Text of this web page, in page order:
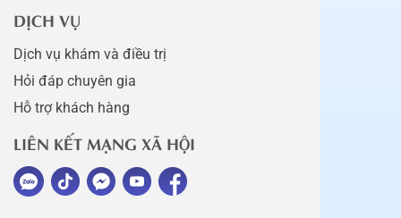
DỊCH VỤ
Dịch vụ khám và điều trị
Hỏi đáp chuyên gia
Hỗ trợ khách hàng
LIÊN KẾT MẠNG XÃ HỘI